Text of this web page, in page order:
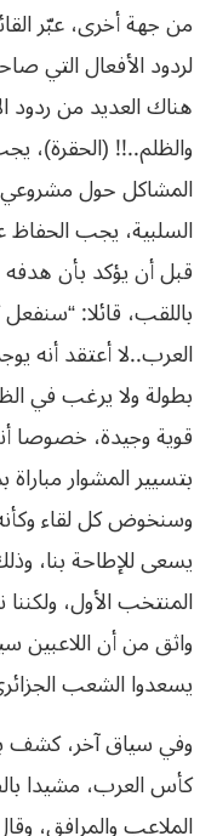
من جهة أخرى، عبّر
لردود الأفعال التي
هناك العديد من ردود
والظلم..!! (الحقرة)،
المشاكل حول
السلبية، يجب الحفاظ
قبل أن يؤكد بأن
باللقب، قائلا:
العرب..لا أعتقد أنه
بطولة ولا يرغب في
قوية وجيدة، خصوصا
بتسيير المشوار
وسنخوض كل لقاء
يسعى للإطاحة بنا،
المنتخب الأول،
واثق من أن اللاعبين
يسعدوا الشعب
وفي سياق آخر، كشف
كأس العرب، مشيدا
الملاعب والمرافق،